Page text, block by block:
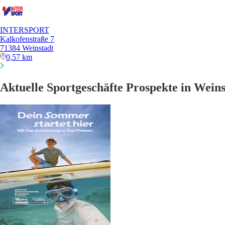
INTERSPORT
Kalkofenstraße 7
71384 Weinstadt
0,57 km
Aktuelle Sportgeschäfte Prospekte in